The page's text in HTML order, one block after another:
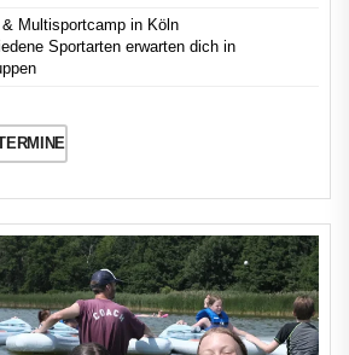
Multisportcamp in Köln
Sportarten erwarten dich in